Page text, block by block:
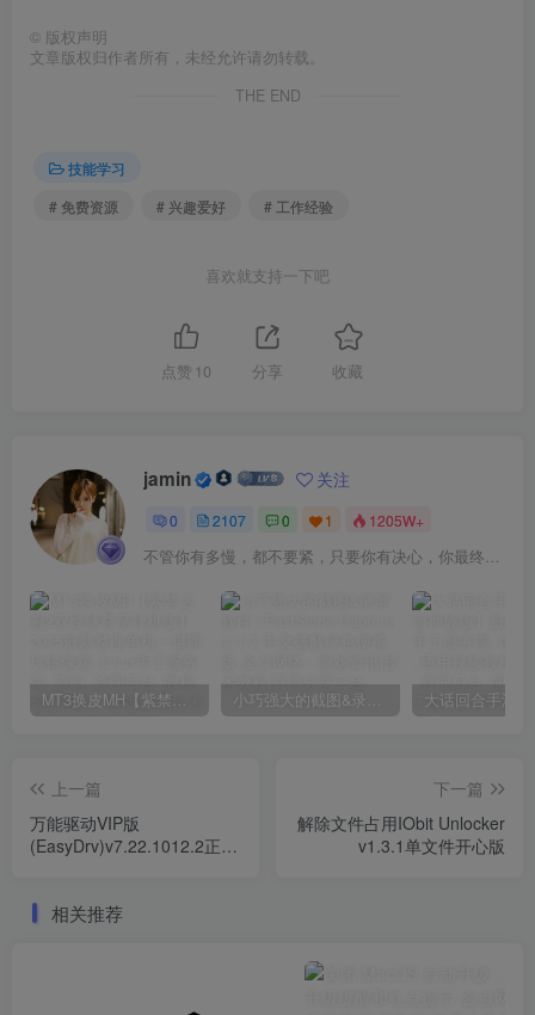
© 版权声明
文章版权归作者所有，未经允许请勿转载。
THE END
技能学习
# 免费资源
# 兴趣爱好 # 工作经验
喜欢就支持一下吧
点赞 10 分享 收藏
jamin 关注
0 2107 0 1 1205W+
不管你有多慢，都不要紧，只要你有决心，你最终都会到达想去的地方
MT3换皮MH【紫禁之巅2双经脉尊享挂机版】2025最新整理单机一键即玩镜像端_Linux手工服务端_源码_管理后台_教程 小巧强大的截图&录屏软件 | FastStone Capture v11.2 中文破解绿色便携版
上一篇
万能驱动VIP版
(EasyDrv)v7.22.1012.2正式
下一篇
解除文件占用IObit Unlocker
v1.3.1单文件开心版
相关推荐